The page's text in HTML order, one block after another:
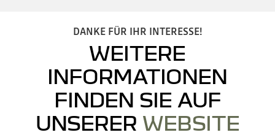
DANKE FÜR IHR INTERESSE!
WEITERE
INFORMATIONEN
FINDEN SIE AUF
UNSERER WEBSITE